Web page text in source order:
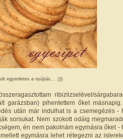
egyenletes a nyújtás... :)))
ribizlizselével/
garázsban) pihentettem őket
után már indulhat is a csemegézés -
sorsukat. Nem szokott odáig
én nem pakolnám egymásra őket -
egymásra lehet rétegezni az